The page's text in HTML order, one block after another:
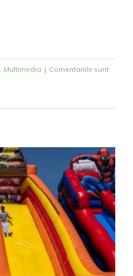
, Multimedia | Comentariile sunt